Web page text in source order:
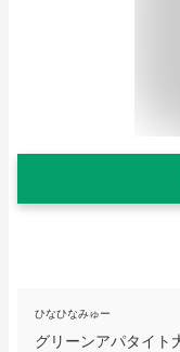
ひなひなみゅー
グリーンアパタイト